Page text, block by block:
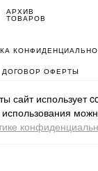
АРХИВ
ТОВАРОВ
ДОГОВОР ОФЕРТЫ
РАЗРАБОТАН В MDA
сайт использует